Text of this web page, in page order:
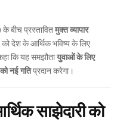
बीच प्रस्तावितमुक्त व्यापार
को देश के आर्थिक भविष्य के लिए
कि यह समझौतायुवाओं के लिए
को नई गतिप्रदान करेगा।
साझेदारी को